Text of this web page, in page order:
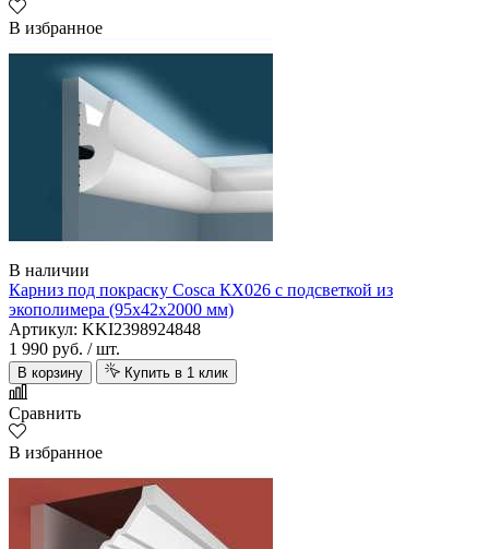
В избранное
В наличии
Карниз под покраску Cosca КХ026 с подсветкой из
экополимера (95х42х2000 мм)
Артикул: KKI2398924848
1 990 руб. / шт.
В корзину Купить в 1 клик
Сравнить
В избранное